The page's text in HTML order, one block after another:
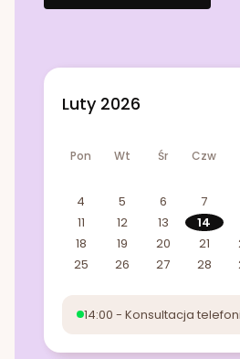
Luty 2026
Pon Wt Śr Czw
4
5 6 7
11
12 13 14
18
19 20 21
25
26 27 28
14:00 - Konsultacja